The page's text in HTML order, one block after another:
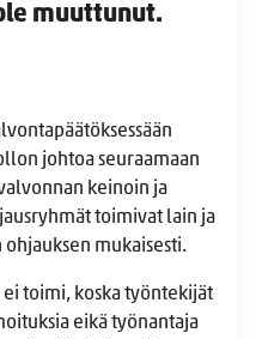
muuttunut.
johtoa seuraamaan
keinoin ja
toimivat lain ja
mukaisesti.
ei toimi, koska työntekijät
eikä työnantaja